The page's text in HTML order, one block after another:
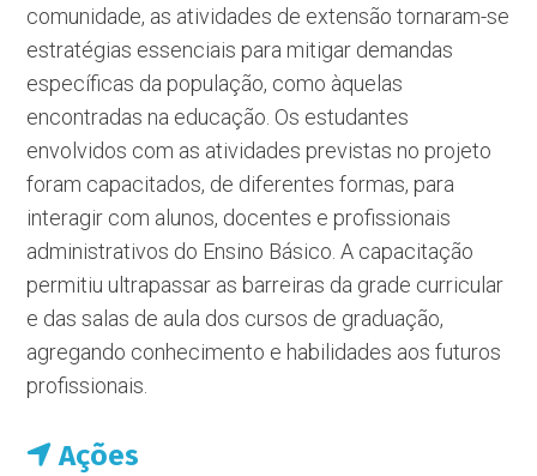
comunidade, as atividades de extensão tornaram-se
estratégias essenciais para mitigar demandas
específicas da população, como àquelas
encontradas na educação. Os estudantes
envolvidos com as atividades previstas no projeto
foram capacitados, de diferentes formas, para
interagir com alunos, docentes e profissionais
administrativos do Ensino Básico. A capacitação
permitiu ultrapassar as barreiras da grade curricular
e das salas de aula dos cursos de graduação,
agregando conhecimento e habilidades aos futuros
profissionais.
Ações